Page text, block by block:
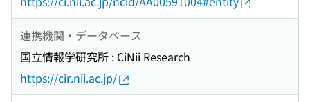
連携機関・データベース
国立情報学研究所 : CiNii Research
https://cir.nii.ac.jp/